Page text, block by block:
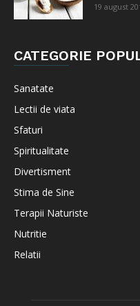
19 august
CATEGORIE
Sanatate
Lectii de viata
Sfaturi
Spiritualitate
Divertisment
Stima de Sine
Terapii Naturiste
Nutritie
Relatii